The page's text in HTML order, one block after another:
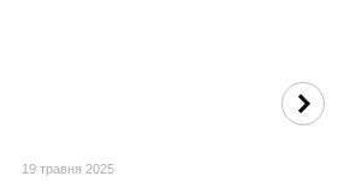
19 травня 2025